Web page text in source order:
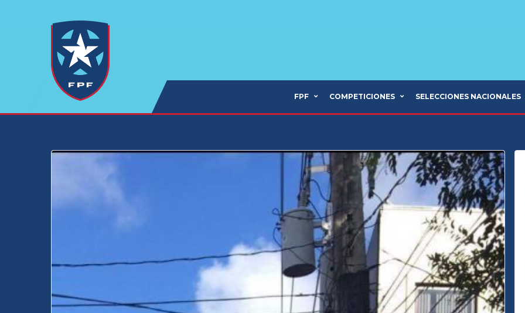
FPF COMPETICIONES SELECCIONES NACIONALES